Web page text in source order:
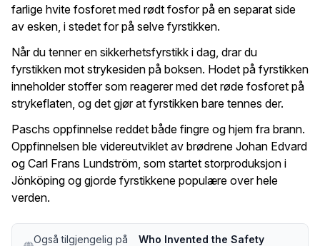
farlige hvite fosforet med rødt fosfor på en separat side
av esken, i stedet for på selve fyrstikken.
Når du tenner en sikkerhetsfyrstikk i dag, drar du
fyrstikken mot strykesiden på boksen. Hodet på fyrstikken
inneholder stoffer som reagerer med det røde fosforet på
strykeflaten, og det gjør at fyrstikken bare tennes der.
Paschs oppfinnelse reddet både fingre og hjem fra brann.
Oppfinnelsen ble videreutviklet av brødrene Johan Edvard
og Carl Frans Lundström, som startet storproduksjon i
Jönköping og gjorde fyrstikkene populære over hele
verden.
Også tilgjengelig på
Who Invented the Safety